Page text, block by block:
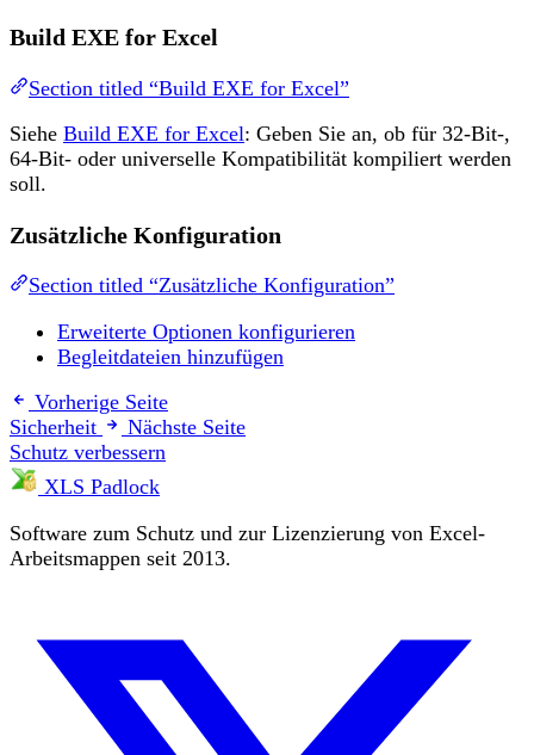
Build EXE for Excel
Section titled “Build EXE for Excel”
Siehe Build EXE for Excel: Geben Sie an, ob für 32-Bit-,
64-Bit- oder universelle Kompatibilität kompiliert werden
soll.
Zusätzliche Konfiguration
Section titled “Zusätzliche Konfiguration”
Erweiterte Optionen konfigurieren
Begleitdateien hinzufügen
Vorherige Seite
Sicherheit
Nächste Seite
Schutz verbessern
XLS Padlock
Software zum Schutz und zur Lizenzierung von Excel-
Arbeitsmappen seit 2013.